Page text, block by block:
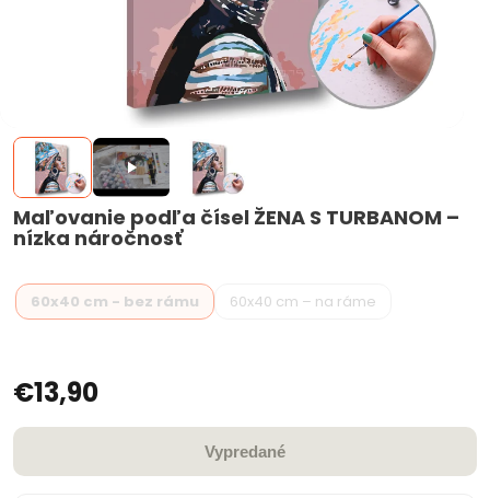
Maľovanie podľa čísel ŽENA S TURBANOM –
nízka náročnosť
60x40 cm - bez rámu 60x40 cm – na ráme
€13,90
Vypredané